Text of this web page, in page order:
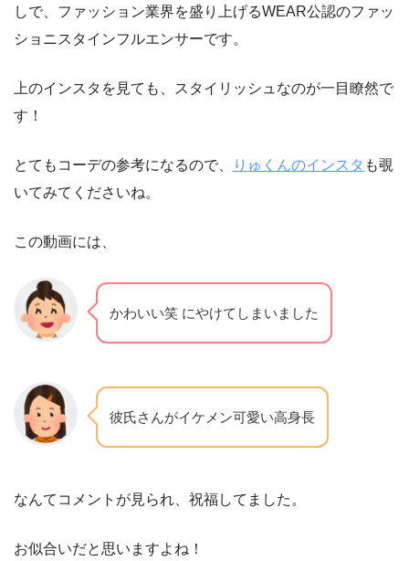
しで、ファッション業界を盛り上げるWEAR公認のファッ
ショニスタインフルエンサーです。
上のインスタを見ても、スタイリッシュなのが一目瞭然で
す！
とてもコーデの参考になるので、 りゅくんのインスタ も覗
いてみてくださいね。
この動画には、
かわいい笑 にやけてしまいました
彼氏さんがイケメン可愛い高身長
なんてコメントが見られ、祝福してました。
お似合いだと思いますよね！